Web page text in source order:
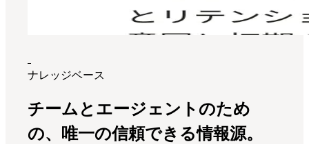
ナレッジベース
チームとエージェントのため
の、唯一の信頼できる情報源。